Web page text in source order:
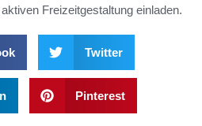
Freizeitgestaltung einladen.
Twitter
Pinterest